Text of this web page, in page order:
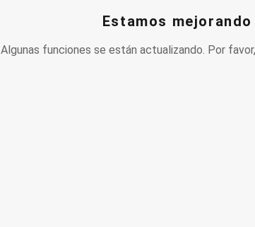
Estamos
Algunas funciones se están actualizando. Por